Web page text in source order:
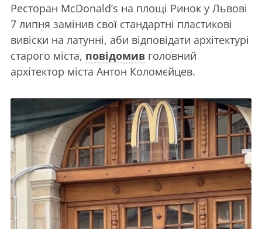
Ресторан McDonald’s на площі Ринок у Львові
7 липня замінив свої стандартні пластикові
вивіски на латунні, аби відповідати архітектурі
старого міста, повідомив головний
архітектор міста Антон Коломєйцев.